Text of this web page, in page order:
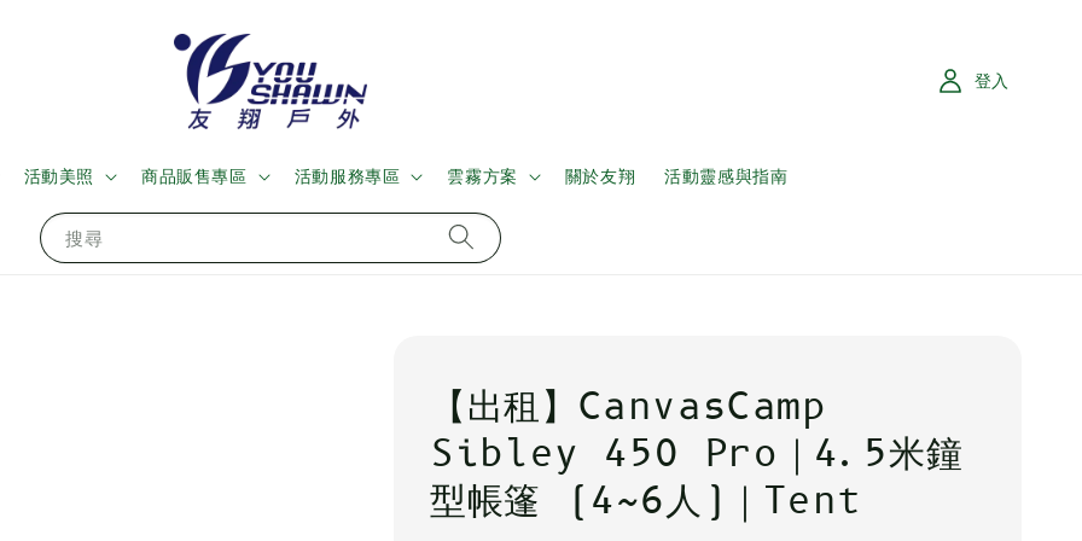
搜尋
活動美照 商品販售專區 活動服務專區 雲霧方案 關於友翔 活動靈感與指南
登入
【出租】CanvasCamp
Sibley 450 Pro｜4.5米鐘
型帳篷 (4~6人)｜Tent